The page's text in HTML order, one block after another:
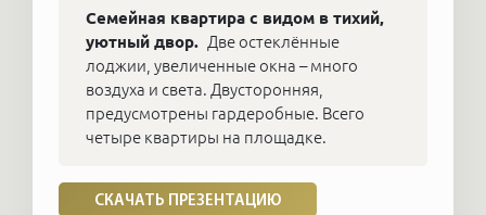
Семейная квартира с видом в тихий,
уютный двор. Две остеклённые
лоджии, увеличенные окна – много
воздуха и света. Двусторонняя,
предусмотрены гардеробные. Всего
четыре квартиры на площадке.
СКАЧАТЬ ПРЕЗЕНТАЦИЮ